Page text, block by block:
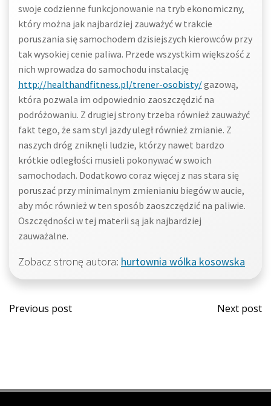
swoje codzienne funkcjonowanie na tryb ekonomiczny,
który można jak najbardziej zauważyć w trakcie
poruszania się samochodem dzisiejszych kierowców przy
tak wysokiej cenie paliwa. Przede wszystkim większość z
nich wprowadza do samochodu instalację
http://healthandfitness.pl/trener-osobisty/gazową,
która pozwala im odpowiednio zaoszczędzić na
podróżowaniu. Z drugiej strony trzeba również zauważyć
fakt tego, że sam styl jazdy uległ również zmianie. Z
naszych dróg zniknęli ludzie, którzy nawet bardzo
krótkie odległości musieli pokonywać w swoich
samochodach. Dodatkowo coraz więcej z nas stara się
poruszać przy minimalnym zmienianiu biegów w aucie,
aby móc również w ten sposób zaoszczędzić na paliwie.
Oszczędności w tej materii są jak najbardziej
zauważalne.
Zobacz stronę autora: hurtownia wólka kosowska
Post
Previous post
Post
Next post